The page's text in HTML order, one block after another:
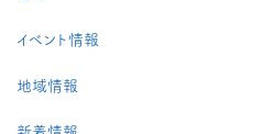
イベント情報
地域情報